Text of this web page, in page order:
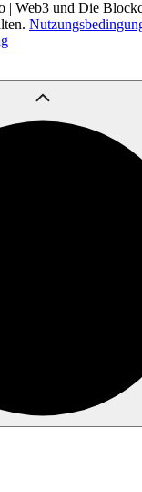
| Web3 und Die